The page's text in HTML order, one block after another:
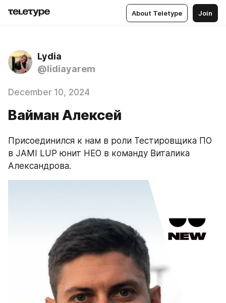
About Teletype Join
Lydia
@lidiayarem
December 10, 2024
Вайман Алексей
Присоединился к нам в роли Тестировщика ПО
в JAMI LUP юнит НЕО в команду Виталика
Александрова.